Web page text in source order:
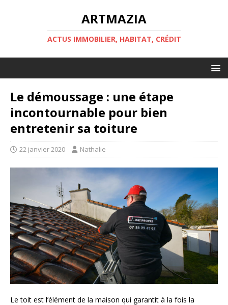
ARTMAZIA
ACTUS IMMOBILIER, HABITAT, CRÉDIT
Le démoussage : une étape
incontournable pour bien
entretenir sa toiture
22 janvier 2020 Nathalie
Le toit est l’élément de la maison qui garantit à la fois la